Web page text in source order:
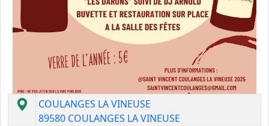
COULANGES LA VINEUSE
89580 COULANGES LA VINEUSE